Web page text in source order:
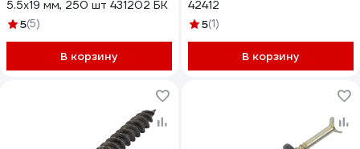
5.5х19 мм, 250 шт 431202 БК
5(5)
В корзину
42412
5(1)
В корзину